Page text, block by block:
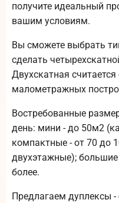
получите идеальный
вашим условиям.
Вы сможете выбрать
сделать
Двухскатная
малометражных
Востребованные
день: мини - до 50м2
компактные - от 70 до
двухэтажные);
более.
Предлагаем дуплексы